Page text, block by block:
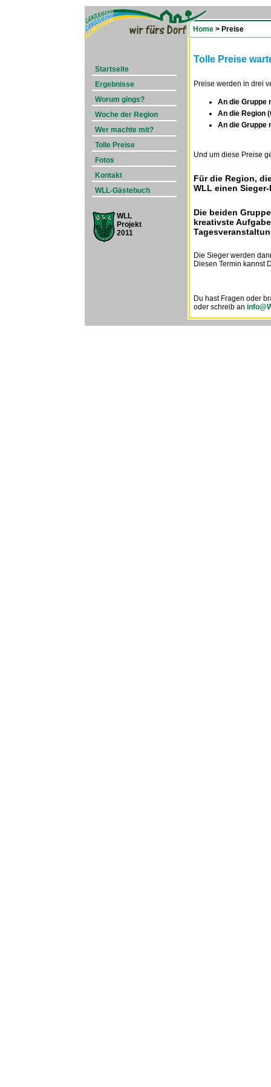
Startseite
Ergebnisse
Worum gings?
Woche der Region
Wer machte mit?
Tolle Preise
Fotos
Kontakt
WLL-Gästebuch
WLL
Projekt
2011
Home > Preise
Tolle Preise
Preise werden in drei
An die Gruppe
An die Region
An die Gruppe
Und um diese Preise
Für die Region,
WLL einen
Die beiden
kreativste
Die Sieger werden
Diesen Termin kannst
Du hast Fragen oder
oder schreib an